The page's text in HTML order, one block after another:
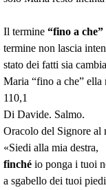
Il termine “fino a che”
termine non lascia
stato dei fatti sia
Maria “fino a che” ella
110,1
Di Davide. Salmo.
Oracolo del Signore al
«Siedi alla mia destra,
finché io ponga i tuoi
a sgabello dei tuoi